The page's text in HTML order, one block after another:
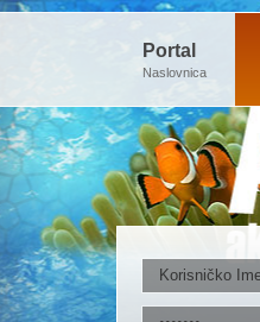
Portal
Naslovnica